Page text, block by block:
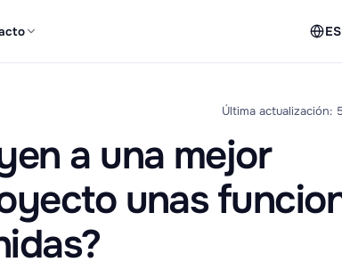
ES
Última actualización:
a una mejor
unas